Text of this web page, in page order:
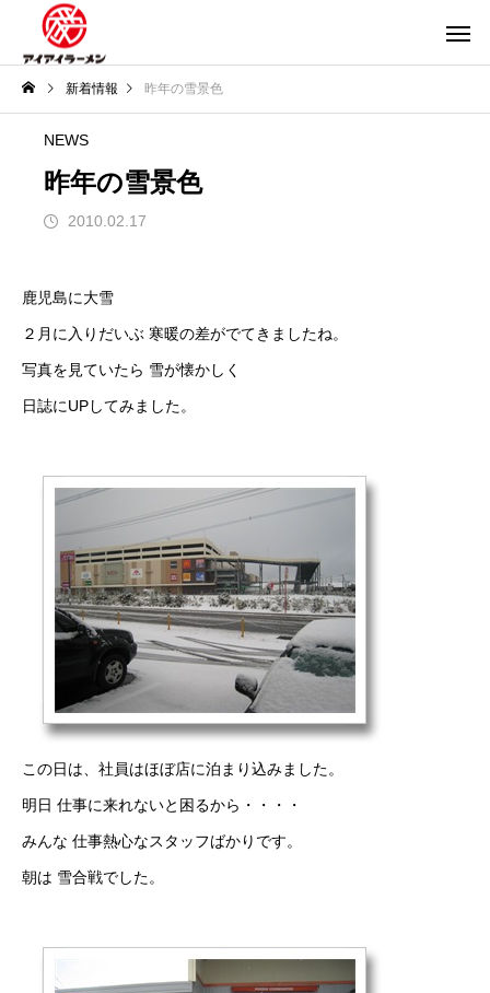
新着情報 昨年の雪景色
NEWS
昨年の雪景色
2010.02.17
鹿児島に大雪
２月に入りだいぶ 寒暖の差がでてきましたね。
写真を見ていたら 雪が懐かしく
日誌にUPしてみました。
この日は、社員はほぼ店に泊まり込みました。
明日 仕事に来れないと困るから・・・・
みんな 仕事熱心なスタッフばかりです。
朝は 雪合戦でした。